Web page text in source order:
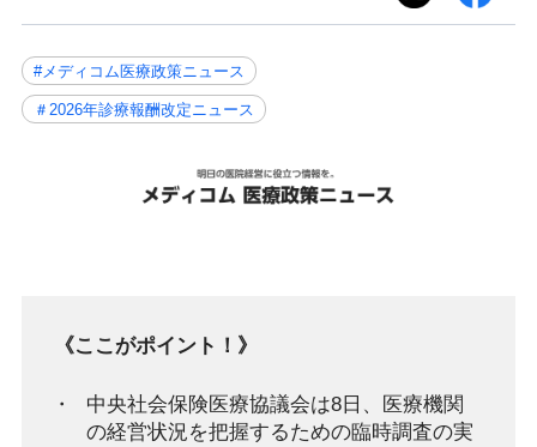
#メディコム医療政策ニュース
＃2026年診療報酬改定ニュース
《ここがポイント！》
中央社会保険医療協議会は8日、医療機関
の経営状況を把握するための臨時調査の実